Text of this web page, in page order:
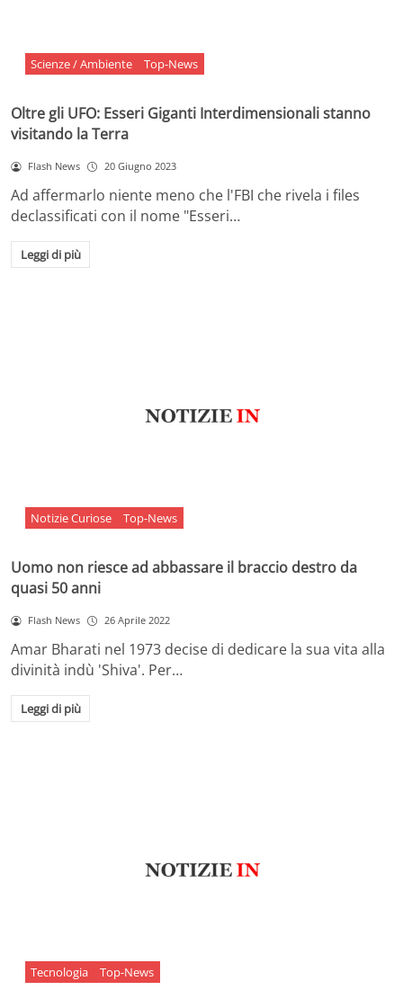
Scienze / Ambiente Top-News
Oltre gli UFO: Esseri Giganti Interdimensionali stanno
visitando la Terra
Flash News 20 Giugno 2023
Ad affermarlo niente meno che l'FBI che rivela i files
declassificati con il nome "Esseri…
Leggi di più
Notizie Curiose Top-News
Uomo non riesce ad abbassare il braccio destro da
quasi 50 anni
Flash News 26 Aprile 2022
Amar Bharati nel 1973 decise di dedicare la sua vita alla
divinità indù 'Shiva'. Per…
Leggi di più
Tecnologia Top-News